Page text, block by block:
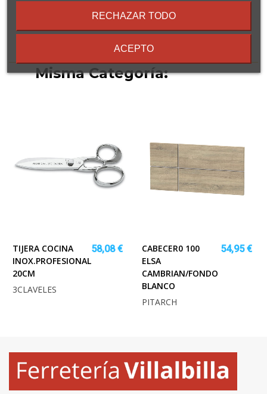
16 Otros Productos En La
Misma Categoría:
TIJERA COCINA
INOX.PROFESIONAL
20CM
58,08 €
3CLAVELES
CABECER0 100
ELSA
CAMBRIAN/FONDO
BLANCO
54,95 €
PITARCH
términos
condiciones
RECHAZAR TODO
ACEPTO